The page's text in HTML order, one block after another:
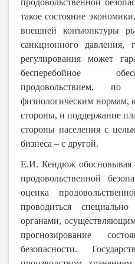
такое состояние
внешней конъюнктуры
санкционного давления,
регулирования может
бесперебойное
продовольствием, по
физиологическим нормам,
стороны, и поддержание
стороны населения с
бизнеса – с другой.
Е.И. Кендюж обосновывая
продовольственной
оценка
проводиться
органами,
прогнозирование
безопасности.